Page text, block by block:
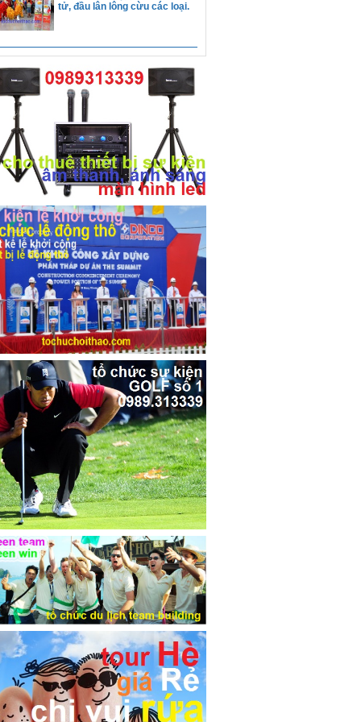
MÁY CHIẾU
TRỜI
CHO THUÊ MÀN HÌNH TIVI
CẢM ỨNG